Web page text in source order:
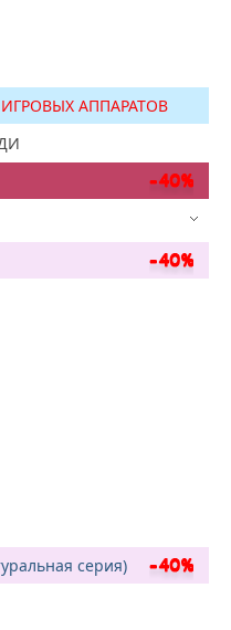
АППАРАТОВ
серия)